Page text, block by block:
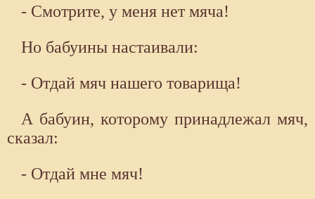
- Смотрите, у меня нет мяча!
Но бабуины настаивали:
- Отдай мяч нашего товарища!
А бабуин, которому принадлежал мяч,
сказал:
- Отдай мне мяч!